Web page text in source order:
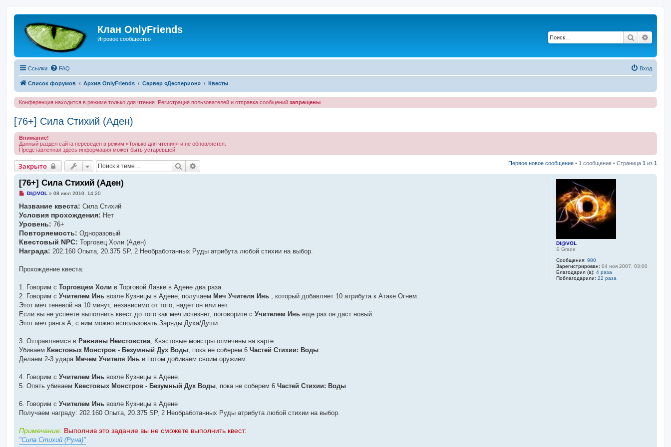
Клан OnlyFriends
Игровое сообщество Поиск
Ссылки FAQ Вход
Список форумов Архив OnlyFriends Сервер «Десперион» Квесты
Конференция находится в режиме только для чтения. Регистрация пользователей и отправка сообщений запрещены
[76+] Сила Стихий (Аден)
Внимание!
Данный раздел сайта переведён в режим «Только для чтения» и не обновляется.
Представленная здесь информация может быть устаревшей.
Закрыто Поиск Первое новое сообщение • 1 сообщение • Страница 1 из 1
DI@VOL
S Grade
Сообщения: 980
Зарегистрирован: 04 ноя 2007, 03:00
Благодарил (а): 4 раза
Поблагодарили: 22 раза
[76+] Сила Стихий (Аден)
Н
п
о
ч
т
а
н
с
б
щ
н
и
DI@VOL » 08 июл 2010, 14:20
Название квеста: Сила Стихий
Условия прохождения: Нет
Уровень: 76+
Повторяемость: Одноразовый
Квестовый NPC: Торговец Холи (Аден)
Награда: 202.160 Опыта, 20.375 SP, 2 Необработанных Руды атрибута любой стихии на выбор.
Прохождение квеста:
1. Говорим с Торговцем Холи в Торговой Лавке в Адене два раза.
2. Говорим с Учителем Инь возле Кузницы в Адене, получаем Меч Учителя Инь , который добавляет 10 атрибута к Атаке Огнем.
Этот меч теневой на 10 минут, независимо от того, надет он или нет.
Если вы не успеете выполнить квест до того как меч исчезнет, поговорите с Учителем Инь еще раз он даст новый.
Этот меч ранга А, с ним можно использовать Заряды Духа/Души.
3. Отправляемся в Равнины Неистовства, Квэстовые монстры отмечены на карте.
Убиваем Квестовых Монстров - Безумный Дух Воды, пока не соберем 6 Частей Стихии: Воды
Делаем 2-3 удара Мечем Учителя Инь и потом добиваем своим оружием.
4. Говорим с Учителем Инь возле Кузницы в Адене.
5. Опять убиваем Квестовых Монстров - Безумный Дух Воды, пока не соберем 6 Частей Стихии: Воды
6. Говорим с Учителем Инь возле Кузницы в Адене
Получаем награду: 202.160 Опыта, 20.375 SP, 2 Необработанных Руды атрибута любой стихии на выбор.
Примечание: Выполнив это задание вы не сможете выполнить квест:
"Сила Стихий (Руна)"